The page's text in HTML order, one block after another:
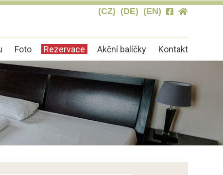
(CZ) (DE) (EN)
Foto Rezervace Akční balíčky Kontakt